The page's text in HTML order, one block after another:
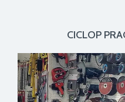
CICLOP